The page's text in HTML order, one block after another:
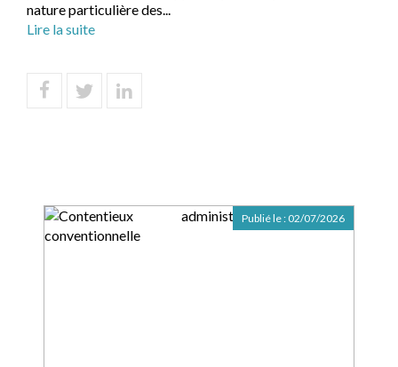
nature particulière des...
Lire la suite
Publié le : 02/07/2026